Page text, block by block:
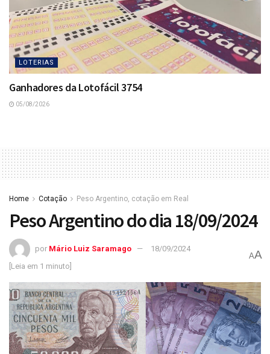
LOTERIAS
Ganhadores da Lotofácil 3754
05/08/2026
Home Cotação Peso Argentino, cotação em Real
Peso Argentino do dia 18/09/2024
por Mário Luiz Saramago
18/09/2024
[Leia em 1 minuto]
AA